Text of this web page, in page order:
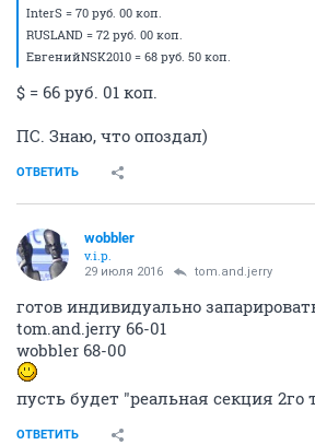
InterS = 70 руб. 00 коп.
RUSLAND = 72 руб. 00 коп.
ЕвгенийNSK2010 = 68 руб. 50 коп.
$ = 66 руб. 01 коп.
ПС. Знаю, что опоздал)
ОТВЕТИТЬ
wobbler
v.i.p.
29 июля 2016 tom.and.jerry
готов индивидуально
tom.and.jerry 66-01
wobbler 68-00
пусть будет "реальная секция 2го
ОТВЕТИТЬ